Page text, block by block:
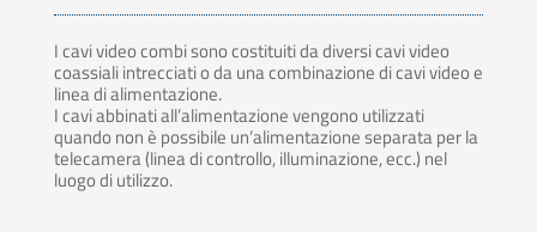
I cavi video combi sono costituiti da diversi cavi video
coassiali intrecciati o da una combinazione di cavi video e
linea di alimentazione.
I cavi abbinati all’alimentazione vengono utilizzati
quando non è possibile un’alimentazione separata per la
telecamera (linea di controllo, illuminazione, ecc.) nel
luogo di utilizzo.